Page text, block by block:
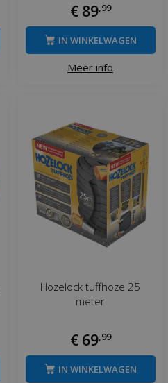
€ 89, 99
Meer info
IN WINKELWAGEN
Hozelock tuffhoze 25
meter
€ 69, 99
IN WINKELWAGEN